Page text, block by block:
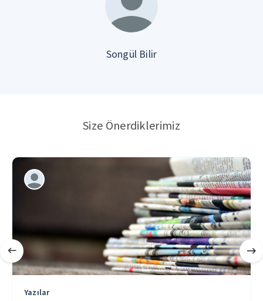
Songül Bilir
Size Önerdiklerimiz
Yazılar